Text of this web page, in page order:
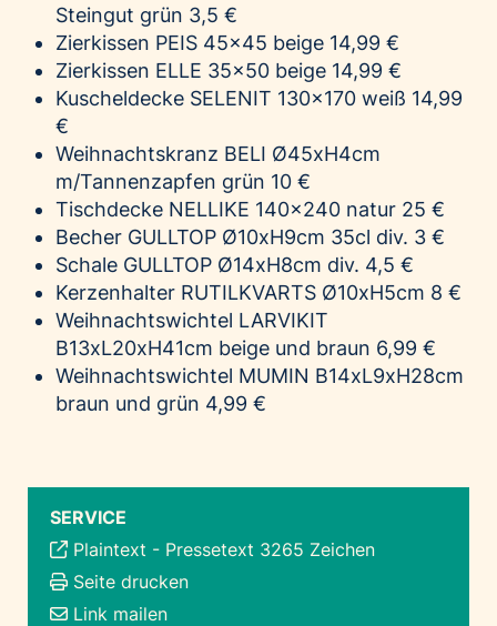
Steingut grün 3,5 €
Zierkissen PEIS 45x45 beige 14,99 €
Zierkissen ELLE 35x50 beige 14,99 €
Kuscheldecke SELENIT 130x170 weiß 14,99
€
Weihnachtskranz BELI Ø45xH4cm
m/Tannenzapfen grün 10 €
Tischdecke NELLIKE 140x240 natur 25 €
Becher GULLTOP Ø10xH9cm 35cl div. 3 €
Schale GULLTOP Ø14xH8cm div. 4,5 €
Kerzenhalter RUTILKVARTS Ø10xH5cm 8 €
Weihnachtswichtel LARVIKIT
B13xL20xH41cm beige und braun 6,99 €
Weihnachtswichtel MUMIN B14xL9xH28cm
braun und grün 4,99 €
SERVICE
Plaintext - Pressetext 3265 Zeichen
Seite drucken
Link mailen